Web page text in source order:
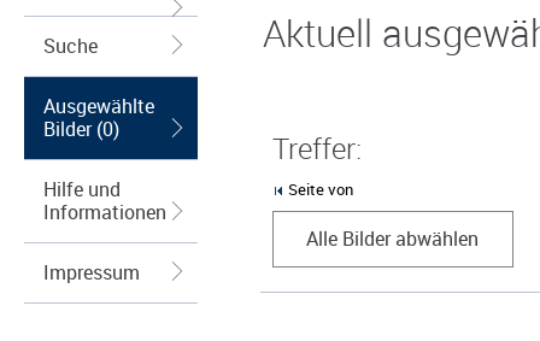
Suche
Ausgewählte
Bilder (0)
Hilfe und
Informationen
Impressum
Aktuell
Treffer:
Seite von
Alle Bilder abwählen